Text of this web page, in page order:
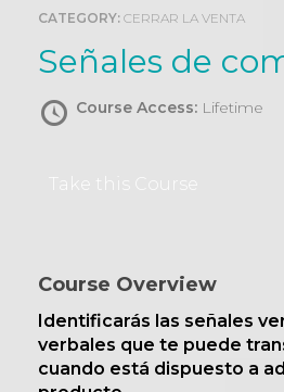
CATEGORY: CERRAR LA VENTA
Señales de
Course Access: Lifetime
Take this Course
Course Overview
Identificarás las señales
verbales que te puede
cuando está dispuesto a